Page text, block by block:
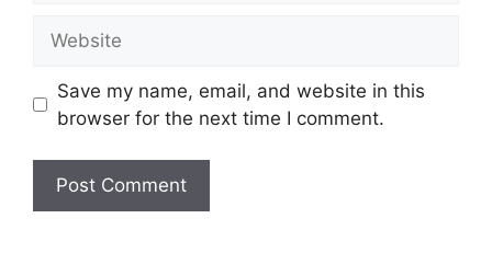
Save my name, email, and website in this
browser for the next time I comment.